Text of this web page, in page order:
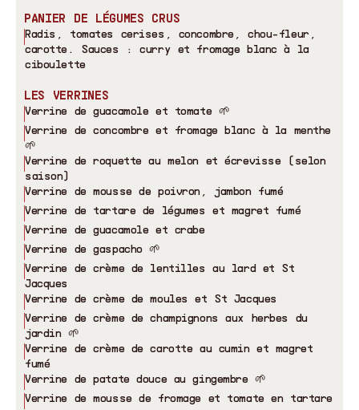
PANIER DE LÉGUMES CRUS
Radis, tomates cerises, concombre, chou-fleur,
carotte. Sauces : curry et fromage blanc à la
ciboulette
LES VERRINES
Verrine de guacamole et tomate 🌱
Verrine de concombre et fromage blanc à la menthe
🌱
Verrine de roquette au melon et écrevisse (selon
saison)
Verrine de mousse de poivron, jambon fumé
Verrine de tartare de légumes et magret fumé
Verrine de guacamole et crabe
Verrine de gaspacho 🌱
Verrine de crème de lentilles au lard et St
Jacques
Verrine de crème de moules et St Jacques
Verrine de crème de champignons aux herbes du
jardin 🌱
Verrine de crème de carotte au cumin et magret
fumé
Verrine de patate douce au gingembre 🌱
Verrine de mousse de fromage et tomate en tartare